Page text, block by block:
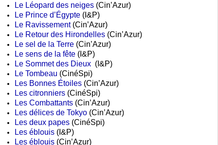
Le Léopard des neiges (Cin’Azur)
Le Prince d’Égypte (I&P)
Le Ravissement(Cin’Azur)
Le Retour des Hirondelles (Cin’Azur)
Le sel de la Terre (Cin’Azur)
Le sens de la fête (I&P)
Le Sommet des Dieux (I&P)
Le Tombeau (CinéSpi)
Les Bonnes Étoiles (Cin’Azur)
Les citronniers (CinéSpi)
Les Combattants (Cin’Azur)
Les délices de Tokyo (Cin’Azur)
Les deux papes (CinéSpi)
Les éblouis (I&P)
Les éblouis (Cin’Azur)